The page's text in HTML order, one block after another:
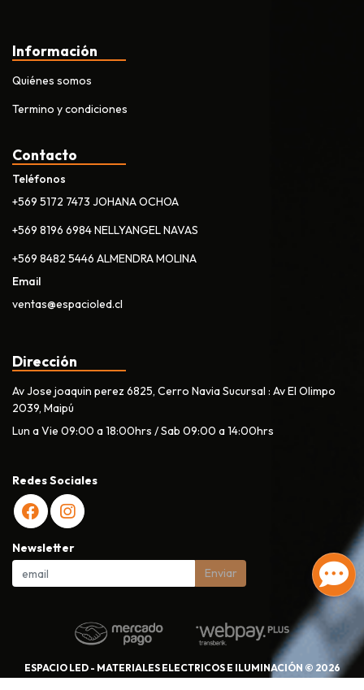
Información
Quiénes somos
Termino y condiciones
Contacto
Teléfonos
+569 5172 7473 JOHANA OCHOA
+569 8196 6984 NELLYANGEL NAVAS
+569 8482 5446 ALMENDRA MOLINA
Email
ventas@espacioled.cl
Dirección
Av Jose joaquin perez 6825, Cerro Navia Sucursal : Av El Olimpo
2039, Maipú
Lun a Vie 09:00 a 18:00hrs / Sab 09:00 a 14:00hrs
Redes Sociales
Newsletter
Enviar
ESPACIO LED - MATERIALES ELECTRICOS E ILUMINACIÓN © 2026
Creado porBsale